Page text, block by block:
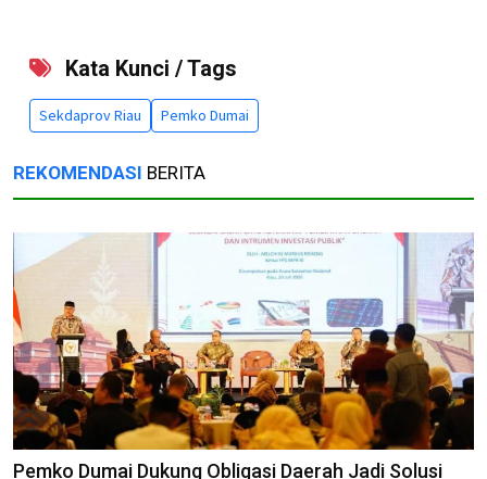
Kata Kunci / Tags
Sekdaprov Riau Pemko Dumai
REKOMENDASI BERITA
Pemko Dumai Dukung Obligasi Daerah Jadi Solusi